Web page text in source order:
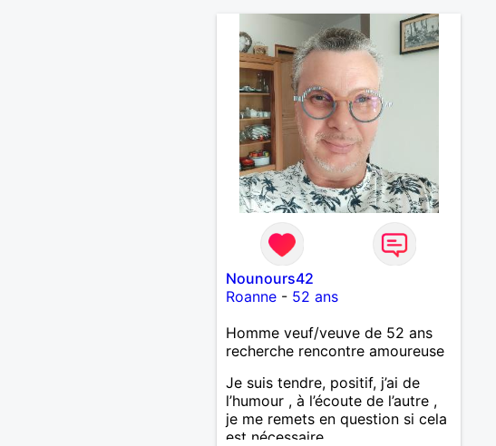
Nounours42
Roanne- 52 ans
Homme veuf/veuve de 52 ans
recherche rencontre amoureuse
Je suis tendre, positif, j’ai de
l’humour , à l’écoute de l’autre ,
je me remets en question si cela
est nécessaire.